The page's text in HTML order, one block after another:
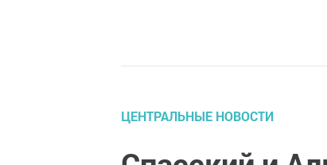
ЦЕНТРАЛЬНЫЕ НОВОСТИ